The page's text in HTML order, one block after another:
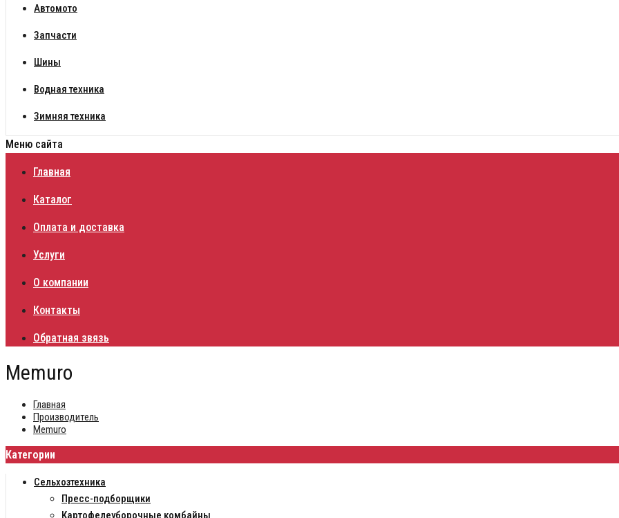
Автомото
Запчасти
Шины
Водная техника
Зимняя техника
Меню сайта
Главная
Каталог
Оплата и доставка
Услуги
О компании
Контакты
Обратная звязь
Memuro
Главная
Производитель
Memuro
Категории
Сельхозтехника
Пресс-подборщики
Картофелеуборочные комбайны